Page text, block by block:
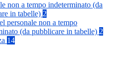
non a tempo indeterminato (da
in tabelle) 2
personale non a tempo
(da pubblicare in tabelle) 2
14